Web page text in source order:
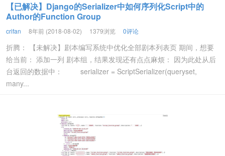
【已解决】Django的Serializer中如何序列化Script中的
Author的Function Group
crifan 8年前 (2018-08-02) 1379浏览 0评论
折腾： 【未解决】剧本编写系统中优化全部剧本列表页 期间，想要
给当前： 添加一列 剧本组，结果发现还有点点麻烦： 因为此处从后
台返回的数据中： serializer = ScriptSerializer(queryset,
many...